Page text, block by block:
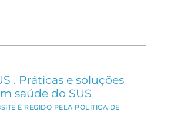
. Práticas e soluções
saúde do SUS
É REGIDO PELA POLÍTICA DE